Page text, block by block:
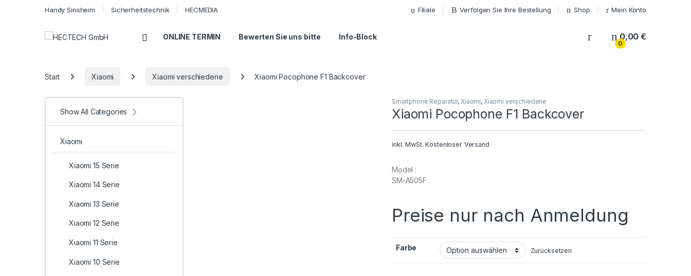
Handy Sinsheim Sicherheitstechnik HECMEDIA Filiale Verfolgen Sie Ihre Bestellung Shop Mein Konto
Open ONLINE TERMIN Bewerten Sie uns bitte Info-Block My Account
0
0,00€
Start Xiaomi Xiaomi verschiedene Xiaomi Pocophone F1 Backcover
Smartphone Reparatur, Xiaomi, Xiaomi verschiedene
Xiaomi Pocophone F1 Backcover
inkl. MwSt. Kostenloser Versand
Model :
SM-A505F
Preise nur nach Anmeldung
Farbe Zurücksetzen
Show All Categories
Xiaomi
Xiaomi 15 Serie
Xiaomi 14 Serie
Xiaomi 13 Serie
Xiaomi 12 Serie
Xiaomi 11 Serie
Xiaomi 10 Serie